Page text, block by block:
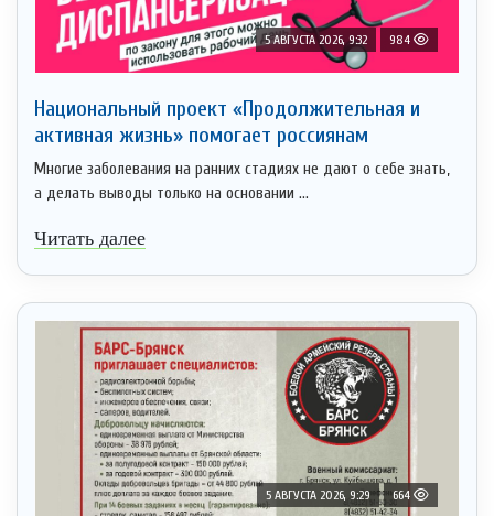
5 АВГУСТА 2026, 9:32 984
Национальный проект «Продолжительная и
активная жизнь» помогает россиянам
Многие заболевания на ранних стадиях не дают о себе знать,
а делать выводы только на основании ...
Читать далее
5 АВГУСТА 2026, 9:29 664